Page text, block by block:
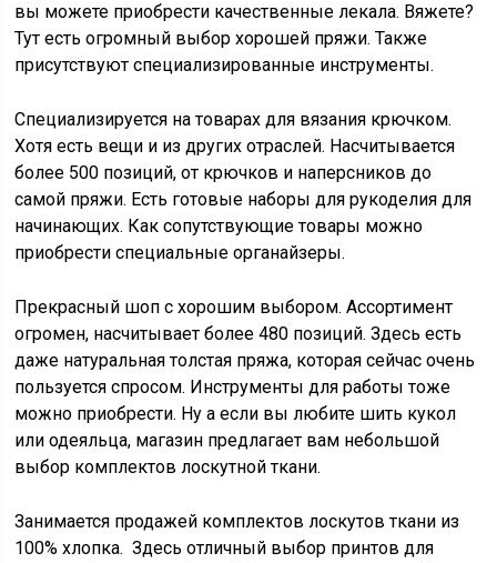
вы можете приобрести качественные лекала. Вяжете?
Тут есть огромный выбор хорошей пряжи. Также
присутствуют специализированные инструменты.
Специализируется на товарах для вязания крючком.
Хотя есть вещи и из других отраслей. Насчитывается
более 500 позиций, от крючков и наперсников до
самой пряжи. Есть готовые наборы для рукоделия для
начинающих. Как сопутствующие товары можно
приобрести специальные органайзеры.
Прекрасный шоп с хорошим выбором. Ассортимент
огромен, насчитывает более 480 позиций. Здесь есть
даже натуральная толстая пряжа, которая сейчас очень
пользуется спросом. Инструменты для работы тоже
можно приобрести. Ну а если вы любите шить кукол
или одеяльца, магазин предлагает вам небольшой
выбор комплектов лоскутной ткани.
Занимается продажей комплектов лоскутов ткани из
100% хлопка. Здесь отличный выбор принтов для